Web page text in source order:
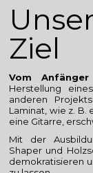
Unser
Ziel
Vom
Herstellung
anderen
Laminat, wie z.
eine Gitarre,
Mit der
Shaper und
demokratisieren